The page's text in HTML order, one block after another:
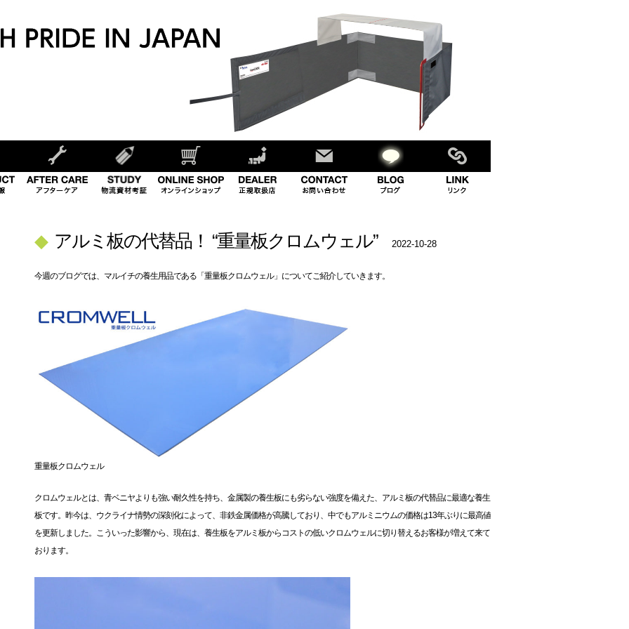
◆ アルミ板の代替品！ “重量板クロムウェル” 2022-10-28
今週のブログでは、マルイチの養生用品である「重量板クロムウェル」についてご紹介していきます。
重量板クロムウェル
クロムウェルとは、青ベニヤよりも強い耐久性を持ち、金属製の養生板にも劣らない強度を備えた、アルミ板の代替品に最適な養生
板です。昨今は、ウクライナ情勢の深刻化によって、非鉄金属価格が高騰しており、中でもアルミニウムの価格は13年ぶりに最高値
を更新しました。こういった影響から、現在は、養生板をアルミ板からコストの低いクロムウェルに切り替えるお客様が増えて来て
おります。